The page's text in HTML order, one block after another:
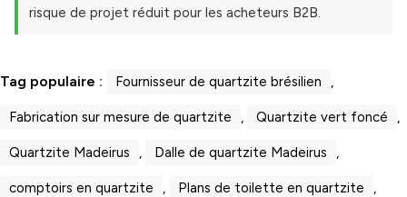
risque de projet réduit pour les acheteurs B2B.
Tag populaire : Fournisseur de quartzite brésilien ,
Fabrication sur mesure de quartzite , Quartzite vert foncé ,
Quartzite Madeirus , Dalle de quartzite Madeirus ,
comptoirs en quartzite , Plans de toilette en quartzite ,